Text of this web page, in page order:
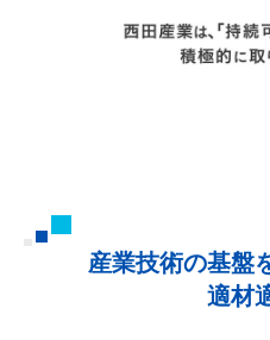
You
産業技術の基盤
適材